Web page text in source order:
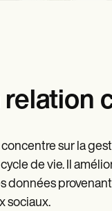
sur la
de vie. Il
données
sociaux.